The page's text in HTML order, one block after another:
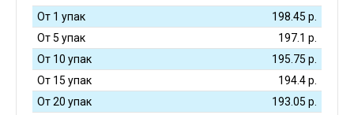
От 1 упак 198.45 р.
От 5 упак
197.1 р.
От 10 упак
195.75 р.
От 15 упак
194.4р.
От 20 упак
193.05 р.